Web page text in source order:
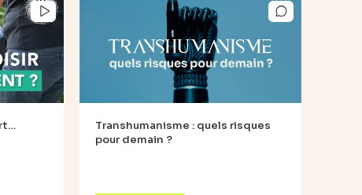
Transhumanisme : quels risques
pour demain ?